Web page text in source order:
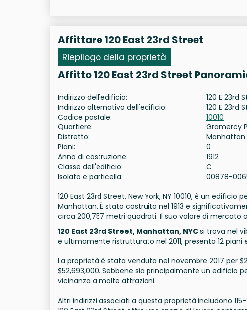
Affittare 120 East 23rd Street
Riepilogo della proprietà
Affitto 120 East 23rd Street
Indirizzo dell'edificio:
120 E 23rd
Indirizzo alternativo dell'edificio:
120 E 23rd St
Codice postale:
10010
Quartiere:
Gramercy
Distretto:
Manhattan
Piani:
0
Anno di costruzione:
1912
Classe dell'edificio:
C
Isolato e particella:
00878-
120 East 23rd Street, New York, NY 10010, è un
Manhattan. È stato costruito nel 1913 e
circa 200,757 metri quadrati. Il suo valore di mercato
120 East 23rd Street, Manhattan, NYC si trova nel
e ultimamente ristrutturato nel 2011, presenta 12
La proprietà è stata venduta nel novembre 2017 per
$52,693,000. Sebbene sia principalmente un edificio
vicinanza a molte attrazioni.
Altri indirizzi associati a questa proprietà includono 115-